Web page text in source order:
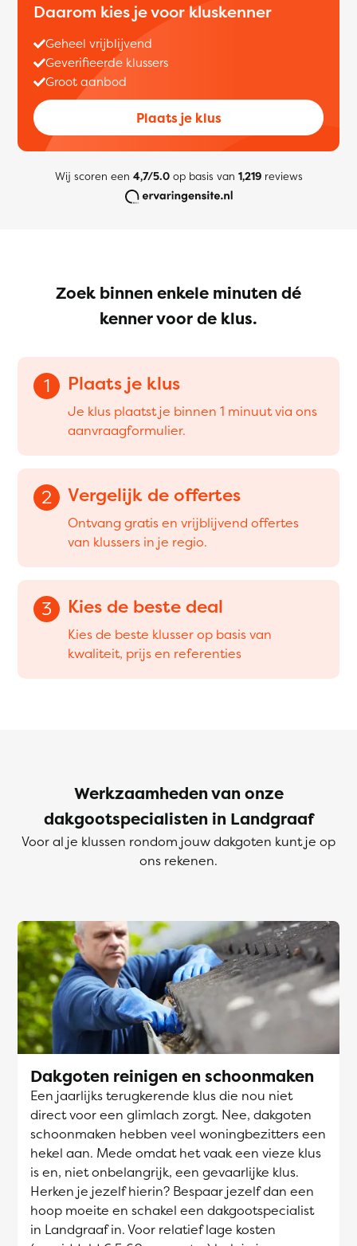
Daarom kies je voor kluskenner
Geheel vrijblijvend
Geverifieerde klussers
Groot aanbod
Plaats je klus
Wij scoren een 4,7/5.0op basis van 1,219reviews
Zoek binnen enkele minuten dé
kenner voor de klus.
1 Plaats je klus
Je klus plaatst je binnen 1 minuut via ons
aanvraagformulier.
2 Vergelijk de offertes
Ontvang gratis en vrijblijvend offertes
van klussers in je regio.
3 Kies de beste deal
Kies de beste klusser op basis van
kwaliteit, prijs en referenties
Werkzaamheden van onze
dakgootspecialisten in Landgraaf
Voor al je klussen rondom jouw dakgoten kunt je op
ons rekenen.
Dakgoten reinigen en schoonmaken
Een jaarlijks terugkerende klus die nou niet
direct voor een glimlach zorgt. Nee, dakgoten
schoonmaken hebben veel woningbezitters een
hekel aan. Mede omdat het vaak een vieze klus
is en, niet onbelangrijk, een gevaarlijke klus.
Herken je jezelf hierin? Bespaar jezelf dan een
hoop moeite en schakel een dakgootspecialist
in Landgraaf in. Voor relatief lage kosten